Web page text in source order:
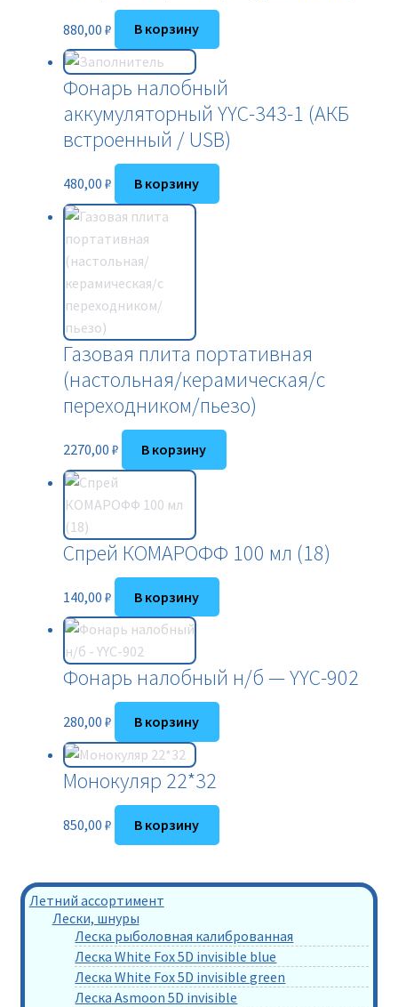
880,00 ₽ В корзину
Фонарь налобный
аккумуляторный YYC-343-1 (АКБ
встроенный / USB)
480,00 ₽ В корзину
Газовая плита портативная
(настольная/керамическая/с
переходником/пьезо)
2270,00 ₽ В корзину
Спрей КОМАРОФФ 100 мл (18)
140,00 ₽ В корзину
Фонарь налобный н/б — YYC-902
280,00 ₽ В корзину
Монокуляр 22*32
850,00 ₽ В корзину
Летний ассортимент
Лески, шнуры
Леска рыболовная калиброванная
Леска White Fox 5D invisible blue
Леска White Fox 5D invisible green
Леска Asmoon 5D invisible